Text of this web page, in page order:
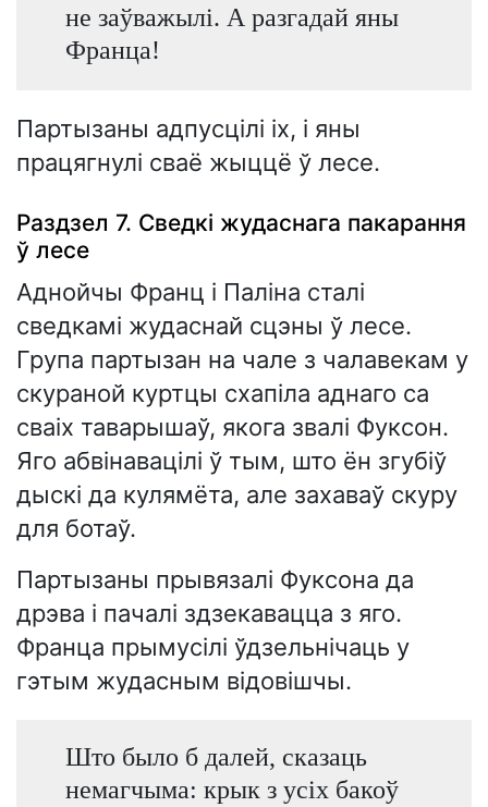
не заўважылі. А разгадай яны
Франца!
Партызаны адпусцілі іх, і яны
працягнулі сваё жыццё ў лесе.
Раздзел 7. Сведкі жудаснага пакарання
ў лесе
Аднойчы Франц і Паліна сталі
сведкамі жудаснай сцэны ў лесе.
Група партызан на чале з чалавекам у
скураной куртцы схапіла аднаго са
сваіх таварышаў, якога звалі Фуксон.
Яго абвінавацілі ў тым, што ён згубіў
дыскі да кулямёта, але захаваў скуру
для ботаў.
Партызаны прывязалі Фуксона да
дрэва і пачалі здзекавацца з яго.
Франца прымусілі ўдзельнічаць у
гэтым жудасным відовішчы.
Што было б далей, сказаць
немагчыма: крык з усіх бакоў